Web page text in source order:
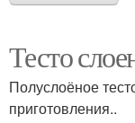
Тесто
Полуслоёное
приготовления..